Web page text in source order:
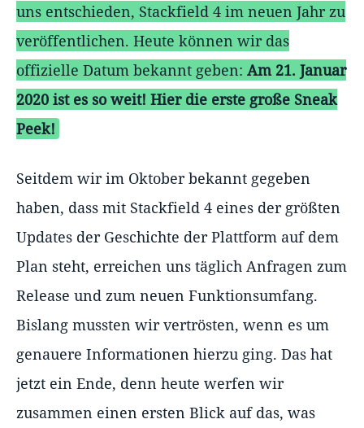
uns entschieden, Stackfield 4 im neuen Jahr zu
veröffentlichen. Heute können wir das
offizielle Datum bekannt geben: Am 21. Januar
2020 ist es so weit! Hier die erste große Sneak
Peek!
Seitdem wir im Oktober bekannt gegeben
haben, dass mit Stackfield 4 eines der größten
Updates der Geschichte der Plattform auf dem
Plan steht, erreichen uns täglich Anfragen zum
Release und zum neuen Funktionsumfang.
Bislang mussten wir vertrösten, wenn es um
genauere Informationen hierzu ging. Das hat
jetzt ein Ende, denn heute werfen wir
zusammen einen ersten Blick auf das, was